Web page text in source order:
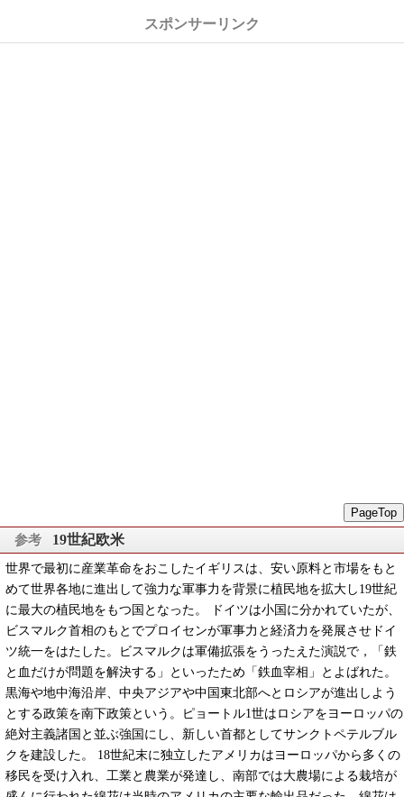
PageTop
19世紀欧米
世界で最初に産業革命をおこしたイギリスは、安い原料と市場をもと
めて世界各地に進出して強力な軍事力を背景に植民地を拡大し19世紀
に最大の植民地をもつ国となった。 ドイツは小国に分かれていたが、
ビスマルク首相のもとでプロイセンが軍事力と経済力を発展させドイ
ツ統一をはたした。ビスマルクは軍備拡張をうったえた演説で，「鉄
と血だけが問題を解決する」といったため「鉄血宰相」とよばれた。
黒海や地中海沿岸、中央アジアや中国東北部へとロシアが進出しよう
とする政策を南下政策という。ピョートル1世はロシアをヨーロッパの
絶対主義諸国と並ぶ強国にし、新しい首都としてサンクトペテルブル
クを建設した。 18世紀末に独立したアメリカはヨーロッパから多くの
移民を受け入れ、工業と農業が発達し、南部では大農場による栽培が